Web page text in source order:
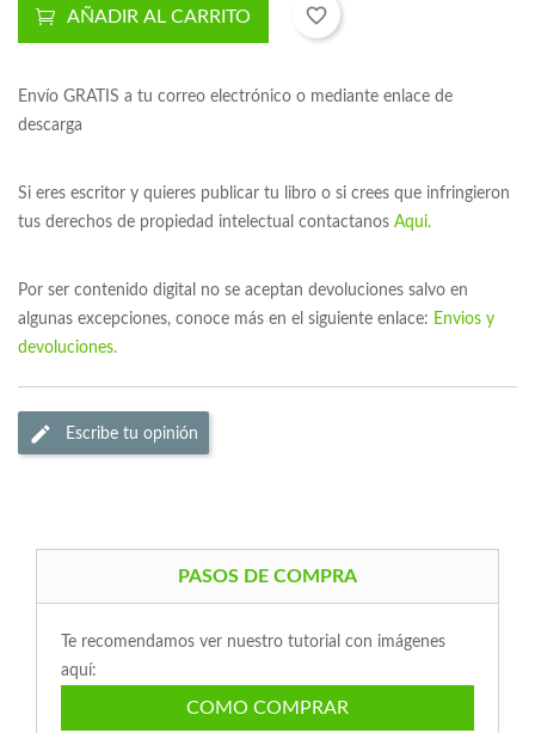
AÑADIR AL CARRITO favorite_border
Envío GRATIS a tu correo electrónico o mediante enlace de
descarga
Si eres escritor y quieres publicar tu libro o si crees que infringieron
tus derechos de propiedad intelectual contactanos Aqui.
Por ser contenido digital no se aceptan devoluciones salvo en
algunas excepciones, conoce más en el siguiente enlace: Envios y
devoluciones.
Escribe tu opinión
PASOS DE COMPRA
Te recomendamos ver nuestro tutorial con imágenes
aquí:
COMO COMPRAR